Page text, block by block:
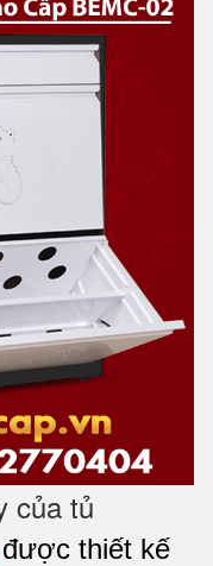
của tủ
được thiết kế